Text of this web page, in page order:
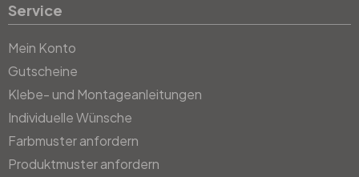
Service
Mein Konto
Gutscheine
Klebe- und Montageanleitungen
Individuelle Wünsche
Farbmuster anfordern
Produktmuster anfordern